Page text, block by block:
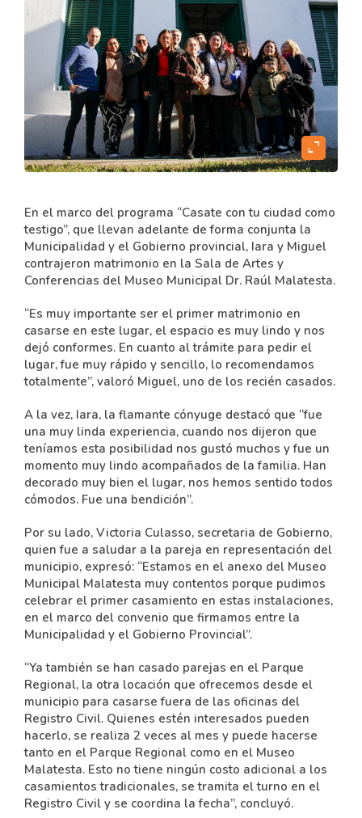
expand_content
En el marco del programa “Casate con tu ciudad como
testigo”, que llevan adelante de forma conjunta la
Municipalidad y el Gobierno provincial, Iara y Miguel
contrajeron matrimonio en la Sala de Artes y
Conferencias del Museo Municipal Dr. Raúl Malatesta.
“Es muy importante ser el primer matrimonio en
casarse en este lugar, el espacio es muy lindo y nos
dejó conformes. En cuanto al trámite para pedir el
lugar, fue muy rápido y sencillo, lo recomendamos
totalmente”, valoró Miguel, uno de los recién casados.
A la vez, Iara, la flamante cónyuge destacó que “fue
una muy linda experiencia, cuando nos dijeron que
teníamos esta posibilidad nos gustó muchos y fue un
momento muy lindo acompañados de la familia. Han
decorado muy bien el lugar, nos hemos sentido todos
cómodos. Fue una bendición”.
Por su lado, Victoria Culasso, secretaria de Gobierno,
quien fue a saludar a la pareja en representación del
municipio, expresó: “Estamos en el anexo del Museo
Municipal Malatesta muy contentos porque pudimos
celebrar el primer casamiento en estas instalaciones,
en el marco del convenio que firmamos entre la
Municipalidad y el Gobierno Provincial”.
“Ya también se han casado parejas en el Parque
Regional, la otra locación que ofrecemos desde el
municipio para casarse fuera de las oficinas del
Registro Civil. Quienes estén interesados pueden
hacerlo, se realiza 2 veces al mes y puede hacerse
tanto en el Parque Regional como en el Museo
Malatesta. Esto no tiene ningún costo adicional a los
casamientos tradicionales, se tramita el turno en el
Registro Civil y se coordina la fecha”, concluyó.